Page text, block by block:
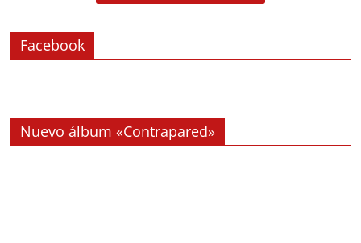
Facebook
Nuevo álbum «Contrapared»